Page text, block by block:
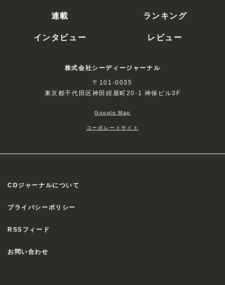
連載
ランキング
インタビュー
レビュー
株式会社シーディージャーナル
〒101-0035
東京都千代田区神田紺屋町20-1 神保ビル3F
Google Map
コーポレートサイト
CDジャーナルについて
プライバシーポリシー
RSSフィード
お問い合わせ